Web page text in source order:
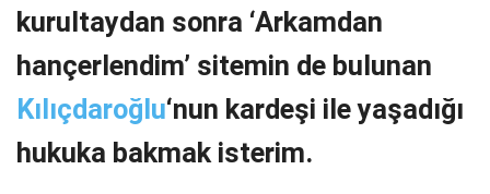
kurultaydan sonra ‘Arkamdan
hançerlendim’ sitemin de bulunan
Kılıçdaroğlu‘nun kardeşi ile yaşadığı
hukuka bakmak isterim.